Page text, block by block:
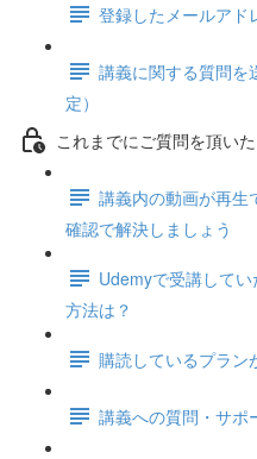
登録したメールアド
講義に関する質問を
定）
これまでにご質問を頂い
講義内の動画が再生
確認で解決しましょう
Udemyで受講して
方法は？
購読しているプラン
講義への質問・サポ